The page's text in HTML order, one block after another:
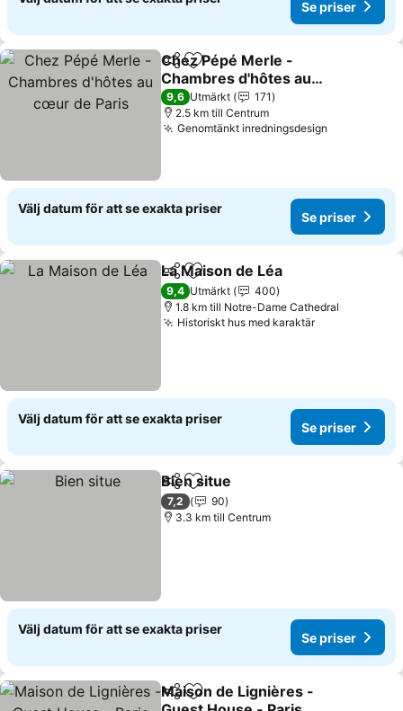
Se priser
Dela Lägg till i Mina Favoriter
Chez Pépé Merle -
Chambres d'hôtes au
cœur de Paris
Se priser
9,6 Utmärkt
171
2.5 km till Centrum
Genomtänkt inredningsdesign
Välj datum för att se exakta priser
Se priser
Dela Lägg till i Mina Favoriter
La Maison de Léa
9,4 Utmärkt
400
1.8 km till Notre-Dame Cathedral
Historiskt hus med karaktärSe priser
Välj datum för att se exakta priser
Se priser
Dela Lägg till i Mina Favoriter
Bien situe
7,2
90
3.3 km till Centrum
Välj datum för att se exakta priser
Se priser
Dela Lägg till i Mina Favoriter
Maison de Lignières -